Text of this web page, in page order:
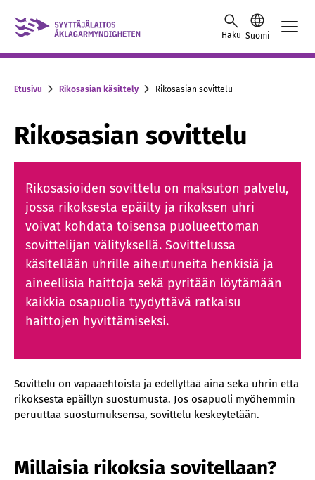
Skip to content -saavutettavuusohje
Haku Suomi
Etusivu Rikosasian käsittely Rikosasian sovittelu
Rikosasian sovittelu
Rikosasioiden sovittelu on maksuton palvelu,
jossa rikoksesta epäilty ja rikoksen uhri
voivat kohdata toisensa puolueettoman
sovittelijan välityksellä. Sovittelussa
käsitellään uhrille aiheutuneita henkisiä ja
aineellisia haittoja sekä pyritään löytämään
kaikkia osapuolia tyydyttävä ratkaisu
haittojen hyvittämiseksi.
Sovittelu on vapaaehtoista ja edellyttää aina sekä uhrin että
rikoksesta epäillyn suostumusta. Jos osapuoli myöhemmin
peruuttaa suostumuksensa, sovittelu keskeytetään.
Millaisia rikoksia sovitellaan?